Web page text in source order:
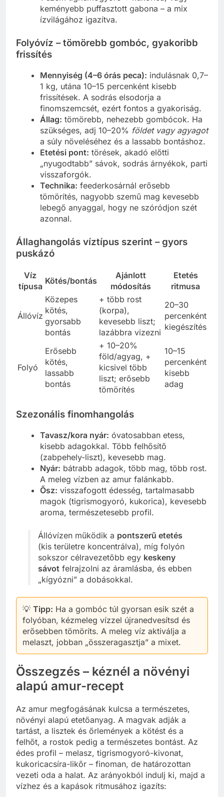
keményebb puffasztott gabona – a mix
ízvilágához igazítva.
Folyóvíz – tömörebb gombóc, gyakoribb
frissítés
Mennyiség (4–6 órás peca): indulásnak 0,7–
1 kg, utána 10–15 percenként kisebb
frissítések. A sodrás elsodorja a
finomszemcsét, ezért fontos a gyakoriság.
Állag: tömörebb, nehezebb gombócok. Ha
szükséges, adj 10–20% földet vagy agyagot
a súly növeléséhez és a lassabb bontáshoz.
Etetési pont: törések, akadó előtti
„nyugodtabb” sávok, sodrás árnyékok, parti
visszaforgók.
Technika: feederkosárnál erősebb
tömörítés, nagyobb szemű mag kevesebb
lebegő anyaggal, hogy ne szóródjon szét
azonnal.
Állaghangolás víztípus szerint – gyors
puskázó
Víz
típusa
Kötés/bontás
Ajánlott
módosítás
Etetés
ritmusa
Állóvíz
Közepes
kötés,
gyorsabb
bontás
+ több rost
(korpa),
kevesebb liszt;
lazábbra vizezni
20–30
percenként
kiegészítés
Folyó
Erősebb
kötés,
lassabb
bontás
+ 10–20%
föld/agyag, +
kicsivel több
liszt; erősebb
tömörítés
10–15
percenként
kisebb
adag
Szezonális finomhangolás
Tavasz/kora nyár: óvatosabban etess,
kisebb adagokkal. Több felhősítő
(zabpehely-liszt), kevesebb mag.
Nyár: bátrabb adagok, több mag, több rost.
A meleg vízben az amur falánkabb.
Ősz: visszafogott édesség, tartalmasabb
magok (tigrismogyoró, kukorica), kevesebb
aroma, természetesebb profil.
Állóvízen működik a pontszerű etetés
(kis területre koncentrálva), míg folyón
sokszor célravezetőbb egy keskeny
sávot felrajzolni az áramlásba, és ebben
„kígyózni” a dobásokkal.
💡 Tipp: Ha a gombóc túl gyorsan esik szét a
folyóban, kézmeleg vízzel újranedvesítsd és
erősebben tömöríts. A meleg víz aktiválja a
melaszt, jobban „összeragasztja” a mixet.
Összegzés – kéznél a növényi
alapú amur-recept
Az amur megfogásának kulcsa a természetes,
növényi alapú etetőanyag. A magvak adják a
tartást, a lisztek és őrlemények a kötést és a
felhőt, a rostok pedig a természetes bontást. Az
édes profil – melasz, tigrismogyoró-kivonat,
kukoricacsíra-likőr – finoman, de határozottan
vezeti oda a halat. Az arányokból indulj ki, majd a
vízhez és a kapások ritmusához igazíts: